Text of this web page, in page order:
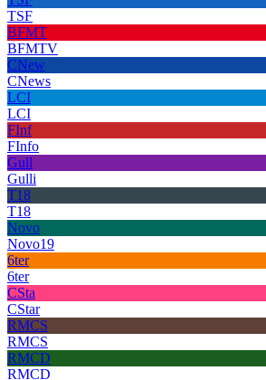
TSF
BFMT
BFMTV
CNew
CNews
LCI
LCI
FInf
FInfo
Gull
Gulli
T18
T18
Novo
Novo19
6ter
6ter
CSta
CStar
RMCS
RMCS
RMCD
RMCD